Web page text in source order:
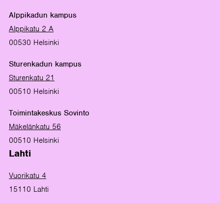
Alppikadun kampus
Alppikatu 2 A
00530 Helsinki
Sturenkadun kampus
Sturenkatu 21
00510 Helsinki
Toimintakeskus Sovinto
Mäkelänkatu 56
00510 Helsinki
Lahti
Vuorikatu 4
15110 Lahti